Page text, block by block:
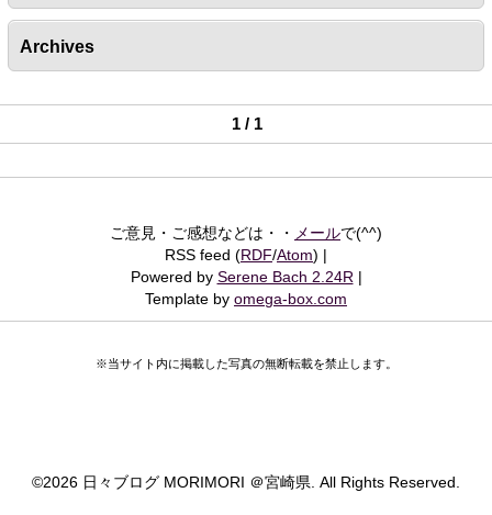
Archives
1 / 1
ご意見・ご感想などは・・ メールで(^^)
RSS feed (RDF/Atom)
Powered by Serene Bach 2.24R
Template by omega-box.com
※当サイト内に掲載した写真の無断転載を禁止します。
©2026 日々ブログ MORIMORI ＠宮崎県. All Rights Reserved.